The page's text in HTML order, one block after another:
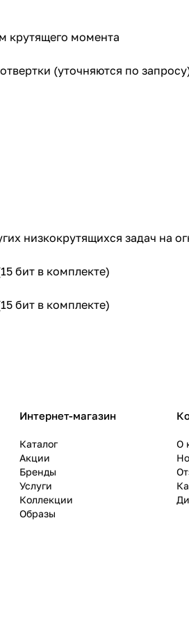
крутящего момента
(уточняются по
низкокрутящихся задач на
бит в комплекте)
бит в комплекте)
Интернет-магазин
Каталог
Акции
Бренды
Услуги
Коллекции
Образы
О